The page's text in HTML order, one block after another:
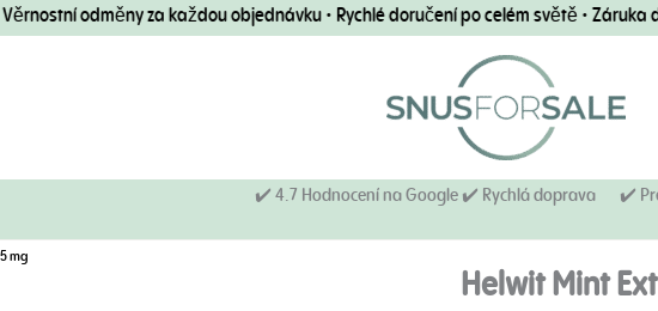
odměny za každou objednávku • Rychlé doručení po celém světě • Záruka
✔️ 4.7 Hodnocení na Google ✔️ Rychlá doprava ✔️
mg
Helwit Mint